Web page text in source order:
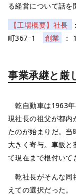
る経営について話を
【工場概要】社長
町367ｰ1
創業 ：
事業承継と厳
乾自動車は1963年
現社長の祖父が都内
たのが始まりだ。当
大きく寄与。車販と
て現在まで根付いて
乾社長がそんな同
えての選択だった